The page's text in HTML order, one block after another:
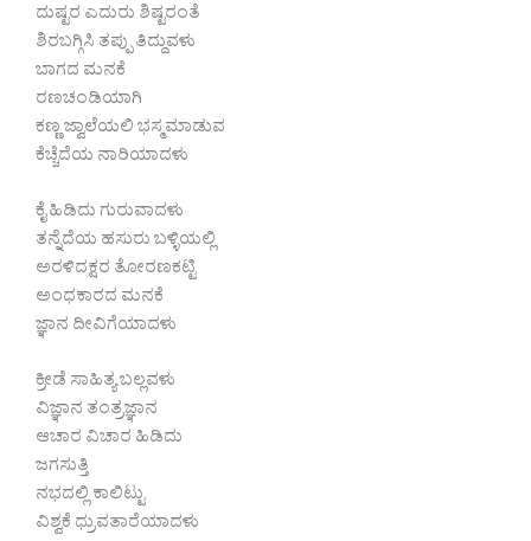
ದುಷ್ಟರ ಎದುರು ಶಿಷ್ಟರಂತೆ
ಶಿರಬಗ್ಗಿಸಿ ತಪ್ಪು ತಿದ್ದುವಳು
ಬಾಗದ ಮನಕೆ
ರಣಚಂಡಿಯಾಗಿ
ಕಣ್ಣ ಜ್ವಾಲೆಯಲಿ ಭಸ್ಮಮಾಡುವ
ಕೆಚ್ಚೆದೆಯ ನಾರಿಯಾದಳು
ಕೈ ಹಿಡಿದು ಗುರುವಾದಳು
ತನ್ನೆದೆಯ ಹಸುರು ಬಳ್ಳಿಯಲ್ಲಿ
ಅರಳಿದಕ್ಷರ ತೋರಣಕಟ್ಟಿ
ಅಂಧಕಾರದ ಮನಕೆ
ಜ್ಞಾನ ದೀವಿಗೆಯಾದಳು
ಕ್ರೀಡೆ ಸಾಹಿತ್ಯ ಬಲ್ಲವಳು
ವಿಜ್ಞಾನ ತಂತ್ರಜ್ಞಾನ
ಆಚಾರ ವಿಚಾರ ಹಿಡಿದು
ಜಗಸುತ್ತಿ
ನಭದಲ್ಲಿ ಕಾಲಿಟ್ಟು
ವಿಶ್ವಕೆ ಧ್ರುವತಾರೆಯಾದಳು